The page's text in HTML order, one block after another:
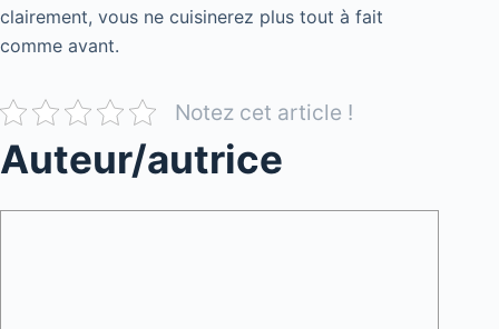
clairement, vous ne cuisinerez plus tout à fait
comme avant.
Notez cet article !
Auteur/autrice